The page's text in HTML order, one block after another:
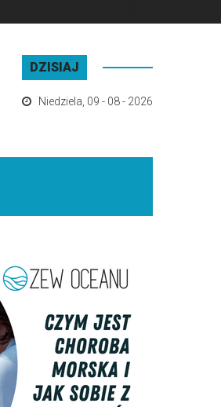
DZISIAJ
Niedziela 09 - 08 - 2026